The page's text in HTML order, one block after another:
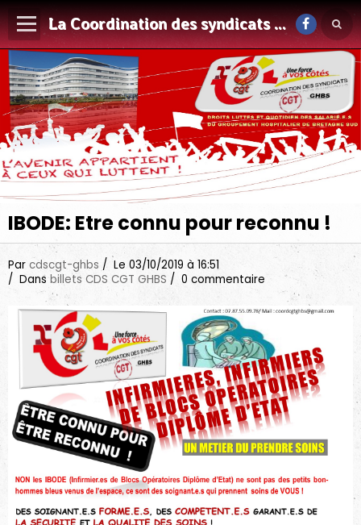
La Coordination des syndicats CGT du GHBS
IBODE: Etre connu pour reconnu !
Par cdscgt-ghbs Le 03/10/2019 à 16:51
Dans billets CDS CGT GHBS 0 commentaire